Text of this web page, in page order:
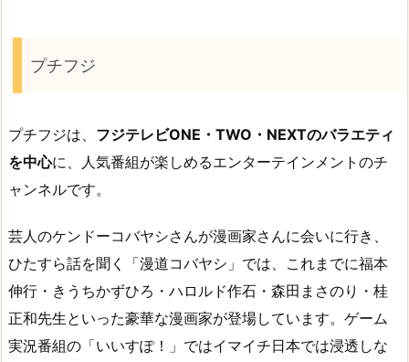
プチフジ
プチフジは、 フジテレビONE・TWO・NEXTのバラエティ
を中心に、人気番組が楽しめるエンターテインメントのチ
ャンネルです。
芸人のケンドーコバヤシさんが漫画家さんに会いに行き、
ひたすら話を聞く「漫道コバヤシ」では、これまでに福本
伸行・きうちかずひろ・ハロルド作石・森田まさのり・桂
正和先生といった豪華な漫画家が登場しています。ゲーム
実況番組の「いいすぽ！」ではイマイチ日本では浸透しな